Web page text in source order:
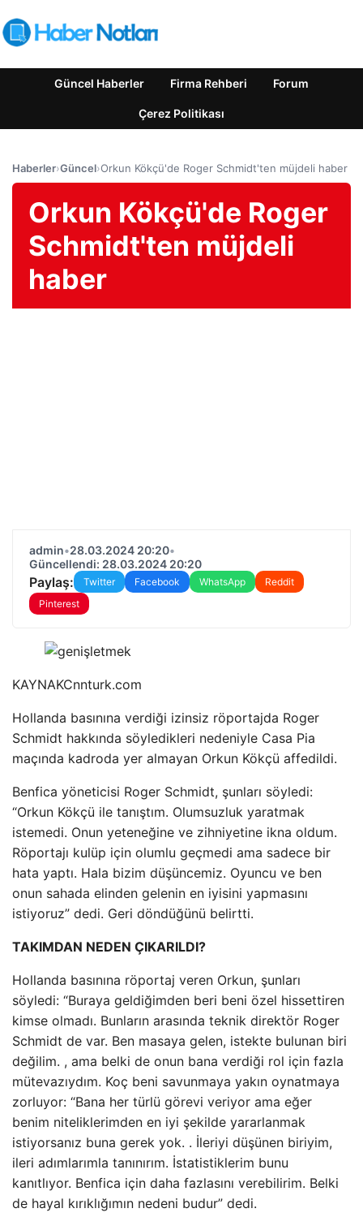
Güncel Haberler Firma Rehberi Forum
Çerez Politikası
Haberler›Güncel›Orkun Kökçü'de Roger Schmidt'ten müjdeli haber
Orkun Kökçü'de Roger
Schmidt'ten müjdeli
haber
admin•28.03.2024 20:20•
Güncellendi: 28.03.2024 20:20
Paylaş: Twitter Facebook WhatsApp
Reddit
Pinterest
KAYNAKCnnturk.com
Hollanda basınına verdiği izinsiz röportajda Roger
Schmidt hakkında söyledikleri nedeniyle Casa Pia
maçında kadroda yer almayan Orkun Kökçü affedildi.
Benfica yöneticisi Roger Schmidt, şunları söyledi:
“Orkun Kökçü ile tanıştım. Olumsuzluk yaratmak
istemedi. Onun yeteneğine ve zihniyetine ikna oldum.
Röportajı kulüp için olumlu geçmedi ama sadece bir
hata yaptı. Hala bizim düşüncemiz. Oyuncu ve ben
onun sahada elinden gelenin en iyisini yapmasını
istiyoruz” dedi. Geri döndüğünü belirtti.
TAKIMDAN NEDEN ÇIKARILDI?
Hollanda basınına röportaj veren Orkun, şunları
söyledi: “Buraya geldiğimden beri beni özel hissettiren
kimse olmadı. Bunların arasında teknik direktör Roger
Schmidt de var. Ben masaya gelen, istekte bulunan biri
değilim. , ama belki de onun bana verdiği rol için fazla
mütevazıydım. Koç beni savunmaya yakın oynatmaya
zorluyor: “Bana her türlü görevi veriyor ama eğer
benim niteliklerimden en iyi şekilde yararlanmak
istiyorsanız buna gerek yok. . İleriyi düşünen biriyim,
ileri adımlarımla tanınırım. İstatistiklerim bunu
kanıtlıyor. Benfica için daha fazlasını verebilirim. Belki
de hayal kırıklığımın nedeni budur” dedi.